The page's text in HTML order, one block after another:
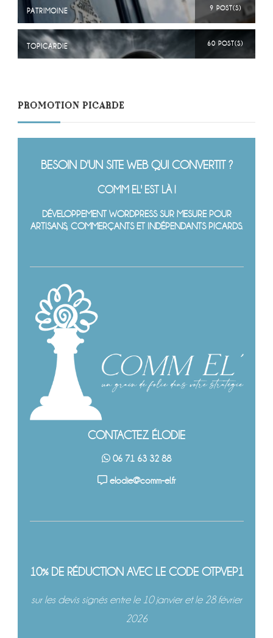
PATRIMOINE 9 POST(S)
TOPICARDIE 60 POST(S)
PROMOTION PICARDE
BESOIN D'UN SITE WEB QUI CONVERTIT ?
COMM EL' EST LÀ !
DÉVELOPPEMENT WORDPRESS SUR MESURE POUR
ARTISANS, COMMERÇANTS ET INDÉPENDANTS PICARDS.
CONTACTEZ ÉLODIE
06 71 63 32 88
elodie@comm-el.fr
10% DE RÉDUCTION AVEC LE CODE OTPVEP1
sur les devis signés entre le 10 janvier et le 28 février
2026